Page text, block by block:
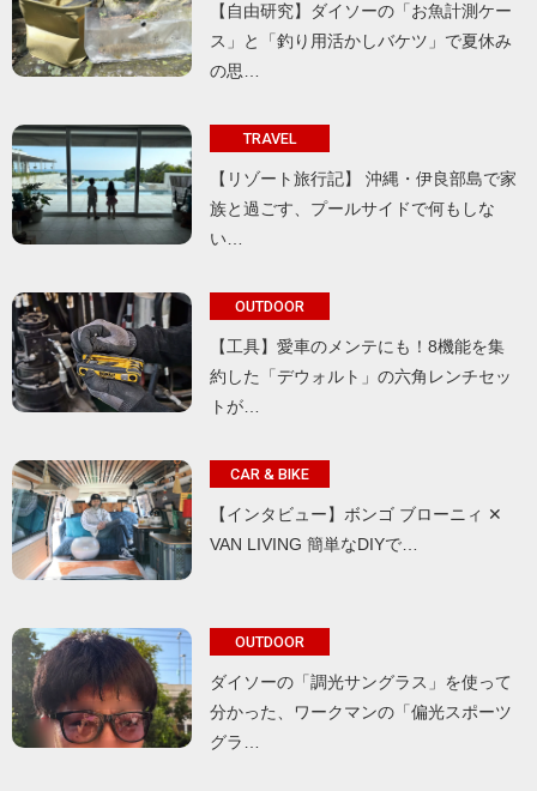
【自由研究】ダイソーの「お魚計測ケー
ス」と「釣り用活かしバケツ」で夏休み
の思…
TRAVEL
【リゾート旅行記】 沖縄・伊良部島で家
族と過ごす、プールサイドで何もしな
い…
OUTDOOR
【工具】愛車のメンテにも！8機能を集
約した「デウォルト」の六角レンチセッ
トが…
CAR & BIKE
【インタビュー】ボンゴ ブローニィ ✕
VAN LIVING 簡単なDIYで…
OUTDOOR
ダイソーの「調光サングラス」を使って
分かった、ワークマンの「偏光スポーツ
グラ…